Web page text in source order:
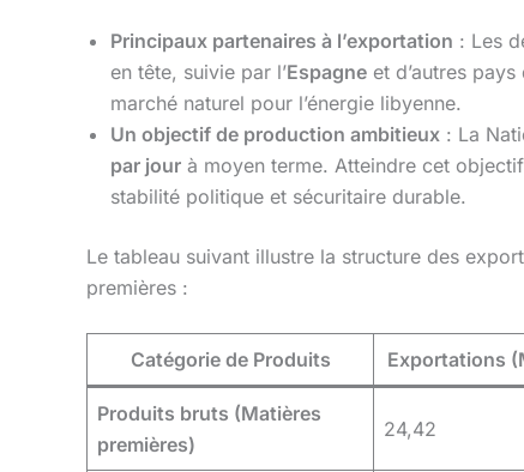
Principaux partenaires à l’exportation : Les
en tête, suivie par l’Espagne et d’autres
marché naturel pour l’énergie libyenne.
Un objectif de production ambitieux : La
par jour à moyen terme. Atteindre cet
stabilité politique et sécuritaire durable.
Le tableau suivant illustre la structure des
premières :
Catégorie de Produits Exportations
Produits bruts (Matières
premières)
24,42